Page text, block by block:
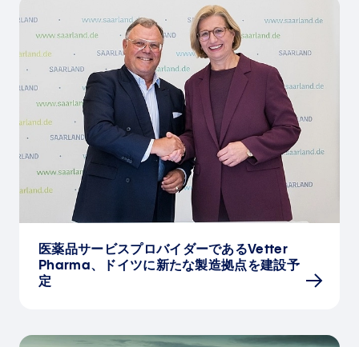
医薬品サービスプロバイダーであるVetter
Pharma、ドイツに新たな製造拠点を建設予
定